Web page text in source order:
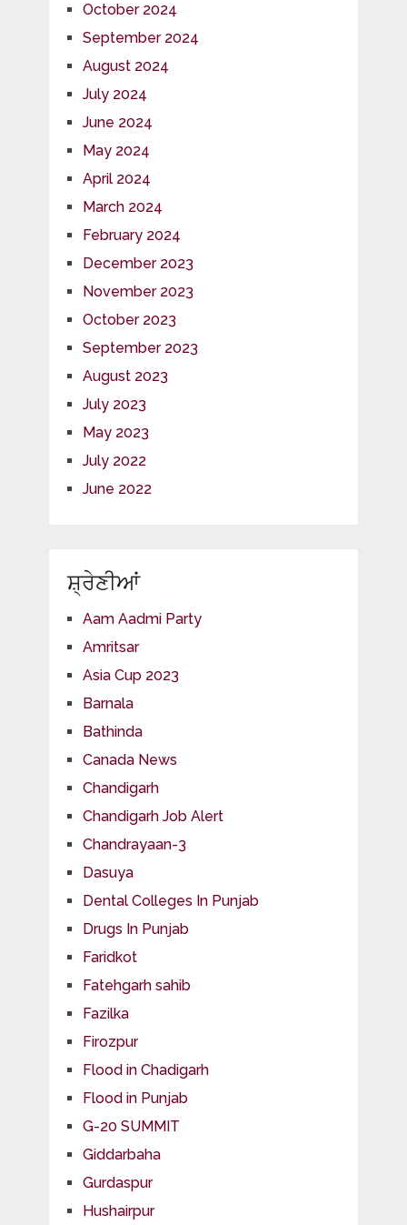
October 2024
September 2024
August 2024
July 2024
June 2024
May 2024
April 2024
March 2024
February 2024
December 2023
November 2023
October 2023
September 2023
August 2023
July 2023
May 2023
July 2022
June 2022
ਸ਼੍ਰੇਣੀਆਂ
Aam Aadmi Party
Amritsar
Asia Cup 2023
Barnala
Bathinda
Canada News
Chandigarh
Chandigarh Job Alert
Chandrayaan-3
Dasuya
Dental Colleges In Punjab
Drugs In Punjab
Faridkot
Fatehgarh sahib
Fazilka
Firozpur
Flood in Chadigarh
Flood in Punjab
G-20 SUMMIT
Giddarbaha
Gurdaspur
Hushairpur